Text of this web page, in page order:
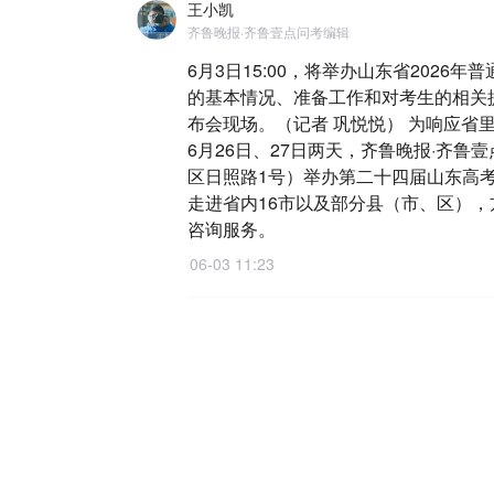
王小凯
齐鲁晚报·齐鲁壹点问考编辑
6月3日15:00，将举办山东省2026年
的基本情况、准备工作和对考生的相
布会现场。（记者 巩悦悦） 为响应省
6月26日、27日两天，齐鲁晚报·齐鲁
区日照路1号）举办第二十四届山东高
走进省内16市以及部分县（市、区）
咨询服务。
06-03 11:23